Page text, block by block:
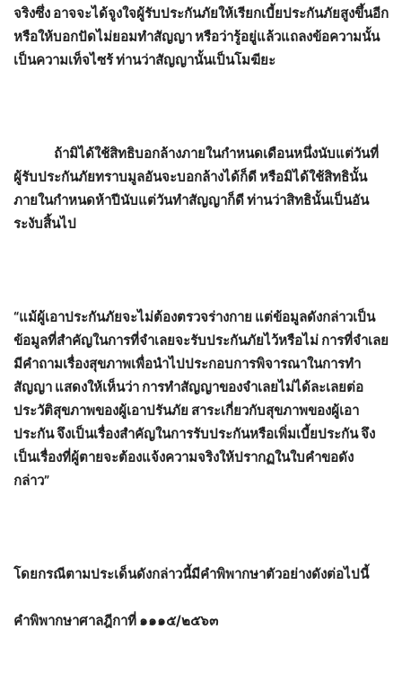
จริงซึ่ง อาจจะได้จูงใจผู้รับประกันภัยให้เรียกเบี้ยประกันภัยสูงขึ้นอีก
หรือให้บอกปัดไม่ยอมทำสัญญา หรือว่ารู้อยู่แล้วแถลงข้อความนั้น
เป็นความเท็จไซร้ ท่านว่าสัญญานั้นเป็นโมฆียะ
ถ้ามิได้ใช้สิทธิบอกล้างภายในกำหนดเดือนหนึ่งนับแต่วันที่
ผู้รับประกันภัยทราบมูลอันจะบอกล้างได้ก็ดี หรือมิได้ใช้สิทธินั้น
ภายในกำหนดห้าปีนับแต่วันทำสัญญาก็ดี ท่านว่าสิทธินั้นเป็นอัน
ระงับสิ้นไป
“แม้ผู้เอาประกันภัยจะไม่ต้องตรวจร่างกาย แต่ข้อมูลดังกล่าวเป็น
ข้อมูลที่สำคัญในการที่จำเลยจะรับประกันภัยไว้หรือไม่ การที่จำเลย
มีคำถามเรื่องสุขภาพเพื่อนำไปประกอบการพิจารณาในการทำ
สัญญา แสดงให้เห็นว่า การทำสัญญาของจำเลยไม่ได้ละเลยต่อ
ประวัติสุขภาพของผู้เอาปรันภัย สาระเกี่ยวกับสุขภาพของผู้เอา
ประกัน จึงเป็นเรื่องสำคัญในการรับประกันหรือเพิ่มเบี้ยประกัน จึง
เป็นเรื่องที่ผู้ตายจะต้องแจ้งความจริงให้ปรากฏในใบคำขอดัง
กล่าว”
โดยกรณีตามประเด็นดังกล่าวนี้มีคำพิพากษาตัวอย่างดังต่อไปนี้
คำพิพากษาศาลฎีกาที่ ๑๑๑๕/๒๕๖๓